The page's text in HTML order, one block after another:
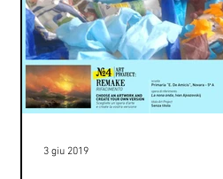
3 giu 2019